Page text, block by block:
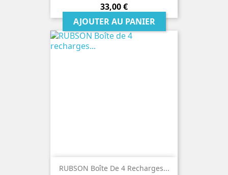
Prix
33,00 €
AJOUTER AU PANIER
RUBSON Boîte De 4 Recharges...